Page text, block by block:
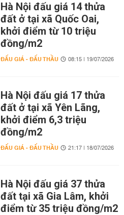
Hà Nội đấu giá 14 thửa
đất ở tại xã Quốc Oai,
khởi điểm từ 10 triệu
đồng/m2
ĐẤU GIÁ - ĐẤU THẦU 08:15 | 19/07/2026
Hà Nội đấu giá 17 thửa
đất ở tại xã Yên Lãng,
khởi điểm 6,3 triệu
đồng/m2
ĐẤU GIÁ - ĐẤU THẦU 21:17 | 18/07/2026
Hà Nội đấu giá 37 thửa
đất tại xã Gia Lâm, khởi
điểm từ 35 triệu đồng/m2